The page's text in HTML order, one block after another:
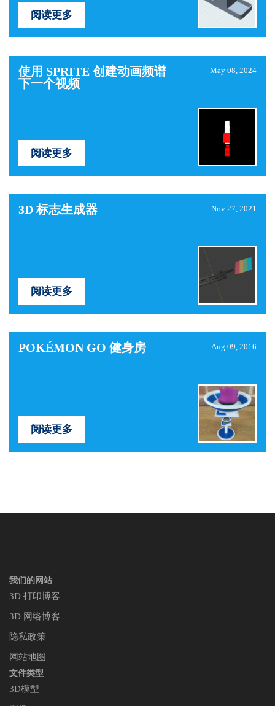
阅读更多
使用 SPRITE 创建动画频谱
下一个视频
May 08, 2024
阅读更多
3D 标志生成器 Nov 27, 2021
阅读更多
POKÉMON GO 健身房 Aug 09, 2016
阅读更多
我们的网站
3D 打印博客
3D 网络博客
隐私政策
网站地图
文件类型
3D模型